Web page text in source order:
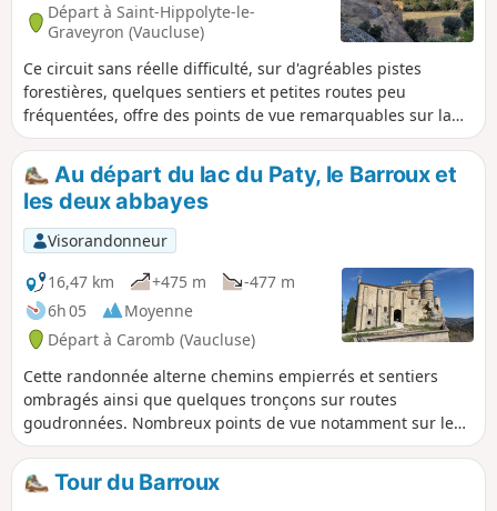
Départ à Saint-Hippolyte-le-
Graveyron (Vaucluse)
Ce circuit sans réelle difficulté, sur d'agréables pistes
forestières, quelques sentiers et petites routes peu
fréquentées, offre des points de vue remarquables sur la
plaine de Carpentras, la Vallée du Rhône et jusqu'aux
Alpilles au Sud, sur les Dentelles de Montmirail au Nord-
Ouest et sur le Mont Ventoux à l'Est. Cet itinéraire permet
aussi de monter jusqu'au sommet de l'insolite Rocher de
Rocalinaud, ancienne dune sous-marine modelée par
l'érosion et les hommes, et d'y découvrir une très belle
grotte. Attention : prudence sur ce rocher pouvant
présenter des surfaces glissantes.
Au départ du lac du Paty, le Barroux et
les deux abbayes
Visorandonneur
16,47 km
+475 m
-477 m
6h 05
Moyenne
Départ à Caromb (Vaucluse)
Cette randonnée alterne chemins empierrés et sentiers
ombragés ainsi que quelques tronçons sur routes
goudronnées. Nombreux points de vue notamment sur le
Ventoux et les Dentelles de Montmirail. Les détours vers les
deux abbayes permettent d'apprécier la beauté des sites et
la qualité des restaurations effectuées.
Tour du Barroux